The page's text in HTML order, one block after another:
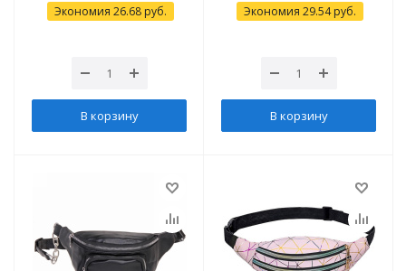
Экономия 26.68 руб.
В корзину
Экономия 29.54руб.
В корзину